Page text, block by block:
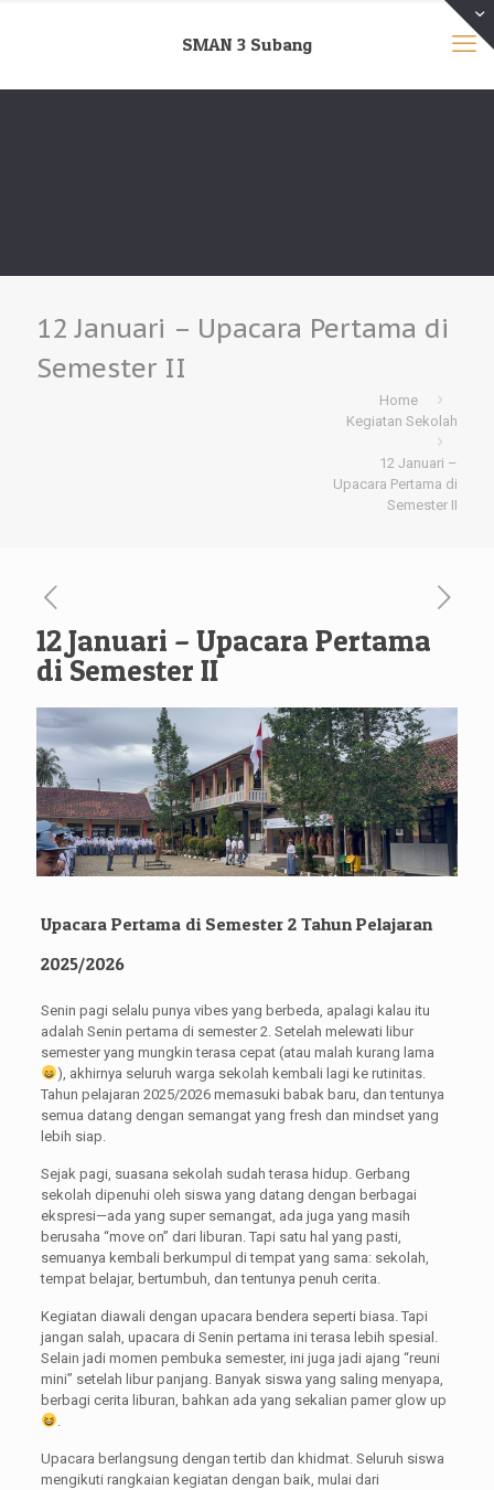
SMAN 3 Subang
12 Januari – Upacara Pertama di
Semester II
Home
Kegiatan Sekolah
12 Januari –
Upacara Pertama di
Semester II
12 Januari – Upacara Pertama
di Semester II
Upacara Pertama di Semester 2 Tahun Pelajaran
2025/2026
Senin pagi selalu punya vibes yang berbeda, apalagi kalau itu
adalah Senin pertama di semester 2. Setelah melewati libur
semester yang mungkin terasa cepat (atau malah kurang lama
), akhirnya seluruh warga sekolah kembali lagi ke rutinitas.
Tahun pelajaran 2025/2026 memasuki babak baru, dan tentunya
semua datang dengan semangat yang fresh dan mindset yang
lebih siap.
Sejak pagi, suasana sekolah sudah terasa hidup. Gerbang
sekolah dipenuhi oleh siswa yang datang dengan berbagai
ekspresi—ada yang super semangat, ada juga yang masih
berusaha “move on” dari liburan. Tapi satu hal yang pasti,
semuanya kembali berkumpul di tempat yang sama: sekolah,
tempat belajar, bertumbuh, dan tentunya penuh cerita.
Kegiatan diawali dengan upacara bendera seperti biasa. Tapi
jangan salah, upacara di Senin pertama ini terasa lebih spesial.
Selain jadi momen pembuka semester, ini juga jadi ajang “reuni
mini” setelah libur panjang. Banyak siswa yang saling menyapa,
berbagi cerita liburan, bahkan ada yang sekalian pamer glow up
Upacara berlangsung dengan tertib dan khidmat. Seluruh siswa
mengikuti rangkaian kegiatan dengan baik, mulai dari